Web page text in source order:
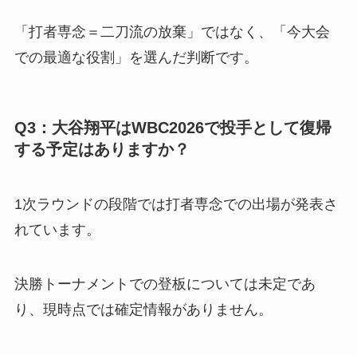
「打者専念＝二刀流の放棄」ではなく、「今大会
での最適な役割」を選んだ判断です。
Q3：大谷翔平はWBC2026で投手として復帰
する予定はありますか？
1次ラウンドの段階では打者専念での出場が発表さ
れています。
決勝トーナメントでの登板については未定であ
り、現時点では確定情報がありません。